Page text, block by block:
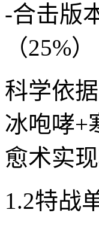
-合击版
（25%）
科学依
冰咆哮+
愈术实
1.2特战